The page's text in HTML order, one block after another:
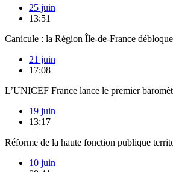
25 juin
13:51
Canicule : la Région Île-de-France
21 juin
17:08
L’UNICEF France lance le premier
19 juin
13:17
Réforme de la haute fonction publique
10 juin